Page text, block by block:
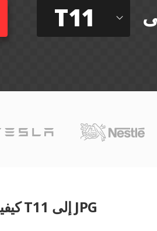
T11
كيفية تحويل T11 إلى JPG